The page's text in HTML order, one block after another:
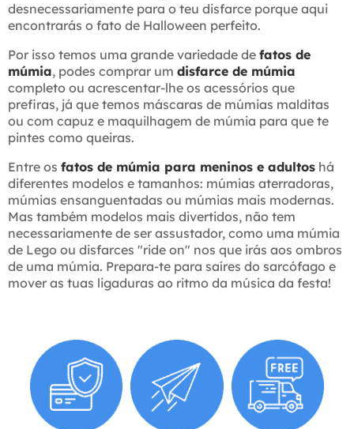
desnecessariamente para o teu disfarce porque aqui
encontrarás o fato de Halloween perfeito.
Por isso temos uma grande variedade de fatos de
múmia, podes comprar um disfarce de múmia
completo ou acrescentar-lhe os acessórios que
prefiras, já que temos máscaras de múmias malditas
ou com capuz e maquilhagem de múmia para que te
pintes como queiras.
Entre os fatos de múmia para meninos e adultos há
diferentes modelos e tamanhos: múmias aterradoras,
múmias ensanguentadas ou múmias mais modernas.
Mas também modelos mais divertidos, não tem
necessariamente de ser assustador, como uma múmia
de Lego ou disfarces "ride on" nos que irás aos ombros
de uma múmia. Prepara-te para saíres do sarcófago e
mover as tuas ligaduras ao ritmo da música da festa!